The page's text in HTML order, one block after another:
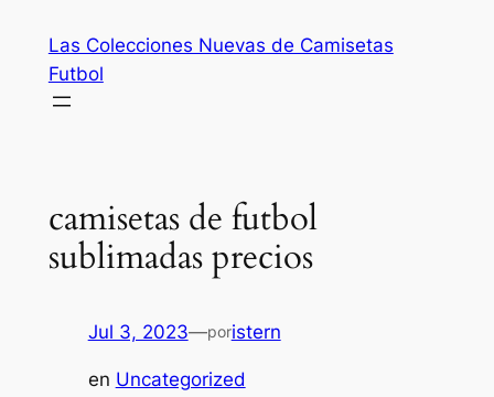
contenido
Las Colecciones Nuevas de Camisetas
Futbol
camisetas de futbol
sublimadas precios
Jul 3, 2023—poristern
en Uncategorized